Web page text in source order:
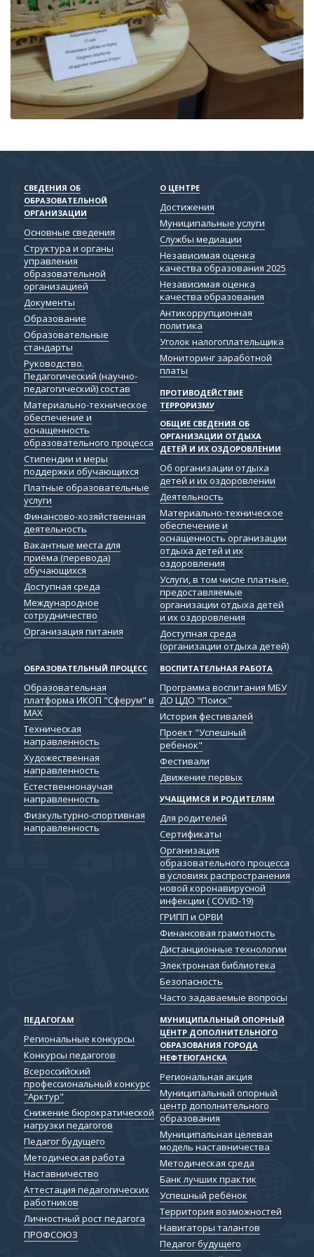
СВЕДЕНИЯ ОБ
ОБРАЗОВАТЕЛЬНОЙ
ОРГАНИЗАЦИИ
Основные сведения
Структура и органы
управления
образовательной
организацией
Документы
Образование
Образовательные
стандарты
Руководство.
Педагогический (научно-
педагогический) состав
Материально-техническое
обеспечение и
оснащенность
образовательного процесса
Стипендии и меры
поддержки обучающихся
Платные образовательные
услуги
Финансово-хозяйственная
деятельность
Вакантные места для
приёма (перевода)
обучающихся
Доступная среда
Международное
сотрудничество
Организация питания
О ЦЕНТРЕ
Достижения
Муниципальные услуги
Службы медиации
Независимая оценка
качества образования 2025
Независимая оценка
качества образования
Антикоррупционная
политика
Уголок налогоплательщика
Мониторинг заработной
платы
ПРОТИВОДЕЙСТВИЕ
ТЕРРОРИЗМУ
ОБЩИЕ СВЕДЕНИЯ ОБ
ОРГАНИЗАЦИИ ОТДЫХА
ДЕТЕЙ И ИХ ОЗДОРОВЛЕНИИ
Об организации отдыха
детей и их оздоровлении
Деятельность
Материально-техническое
обеспечение и
оснащенность организации
отдыха детей и их
оздоровления
Услуги, в том числе платные,
предоставляемые
организации отдыха детей
и их оздоровления
Доступная среда
(организации отдыха детей)
ОБРАЗОВАТЕЛЬНЫЙ ПРОЦЕСС
Образовательная
платформа ИКОП "Сферум" в
МАХ
Техническая
направленность
Художественная
направленность
Естественнонаучая
направленность
Физкультурно-спортивная
направленность
ВОСПИТАТЕЛЬНАЯ РАБОТА
Программа воспитания МБУ
ДО ЦДО "Поиск"
История фестивалей
Проект "Успешный
ребенок"
Фестивали
Движение первых
УЧАЩИМСЯ И РОДИТЕЛЯМ
Для родителей
Сертификаты
Организация
образовательного процесса
в условиях распространения
новой коронавирусной
инфекции ( COVID-19)
ГРИПП и ОРВИ
Финансовая грамотность
Дистанционные технологии
Электронная библиотека
Безопасность
Часто задаваемые вопросы
ПЕДАГОГАМ
Региональные конкурсы
Конкурсы педагогов
Всероссийский
профессиональный конкурс
"Арктур"
Снижение бюрократической
нагрузки педагогов
Педагог будущего
Методическая работа
Наставничество
Аттестация педагогических
работников
Личностный рост педагога
ПРОФСОЮЗ
МУНИЦИПАЛЬНЫЙ ОПОРНЫЙ
ЦЕНТР ДОПОЛНИТЕЛЬНОГО
ОБРАЗОВАНИЯ ГОРОДА
НЕФТЕЮГАНСКА
Региональная акция
Муниципальный опорный
центр дополнительного
образования
Муниципальная целевая
модель наставничества
Методическая среда
Банк лучших практик
Успешный ребёнок
Территория возможностей
Навигаторы талантов
Педагог будущего